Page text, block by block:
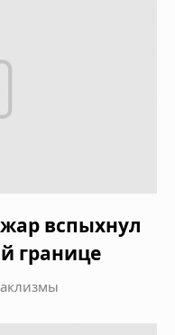
вспыхнул
границе